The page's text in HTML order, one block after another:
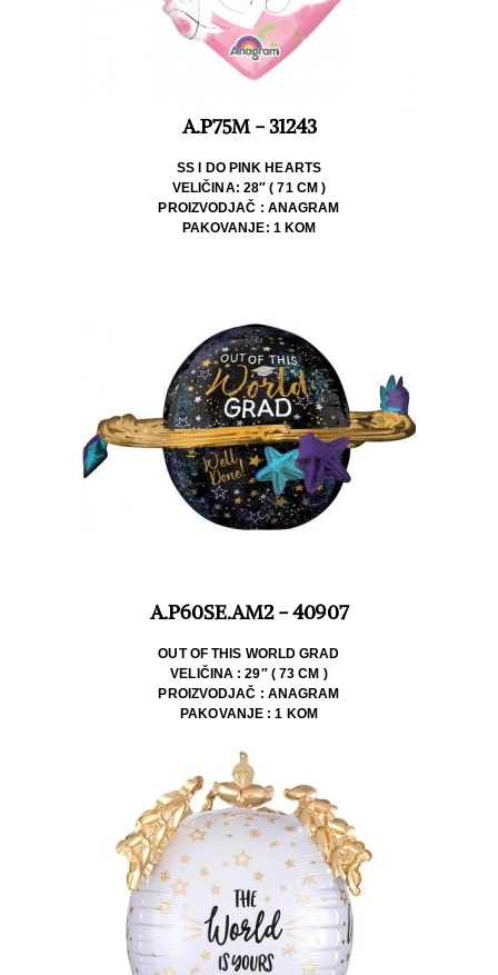
A.P75M - 31243
SS I DO PINK HEARTS
VELIČINA: 28″ ( 71 CM )
PROIZVODJAČ : ANAGRAM
PAKOVANJE: 1 KOM
A.P60SE.AM2 - 40907
OUT OF THIS WORLD GRAD
VELIČINA : 29″ ( 73 CM )
PROIZVODJAČ : ANAGRAM
PAKOVANJE : 1 KOM